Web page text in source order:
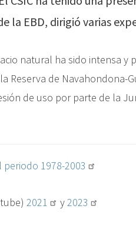
la EBD, dirigió varias
natural ha sido intensa
Reserva de
de uso por parte de la
1978-2003
2021 y2023